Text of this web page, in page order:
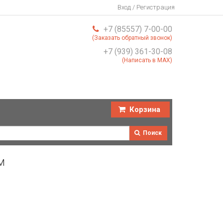
Вход / Регистрация
+7 (85557) 7-00-00
(Заказать обратный звонок)
+7 (939) 361-30-08
(Написать в MAX)
Корзина
Поиск